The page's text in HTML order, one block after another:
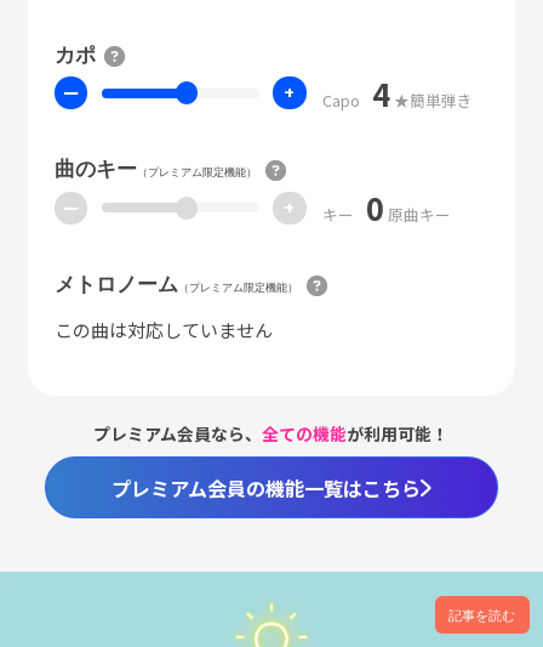
カポ
ー + Capo 4 ★簡単弾き
曲のキー（プレミアム限定機能）
ー + キー 0 原曲キー
メトロノーム （プレミアム限定機能）
この曲は対応していません
プレミアム会員なら、全ての機能が利用可能！
プレミアム会員の機能一覧はこちら
記事を読む